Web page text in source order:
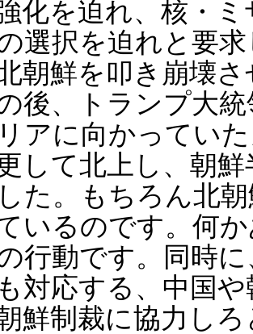
化を迫れ、核・
選択を迫れと要
朝鮮を叩き崩壊
後、トランプ大統
アに向かってい
して北上し、朝
た。もちろん北
いるのです。何
行動です。同時
対応する、中国
鮮制裁に協力し